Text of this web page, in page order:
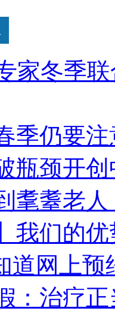
家冬季
季仍要
瓶颈开
耄耋老
我们的
道网上
：治疗